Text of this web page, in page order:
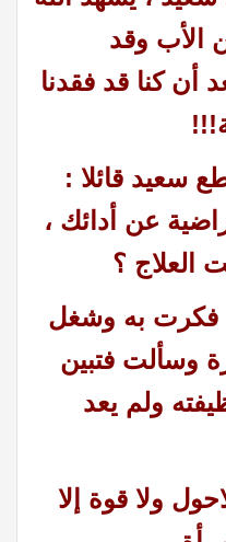
الأب وقد
أن كنا قد فقدنا
سعيد قائلا :
عن أدائك ،
العلاج ؟
فكرت به وشغل
وسألت فتبين
ولم يعد
ولا قوة إلا